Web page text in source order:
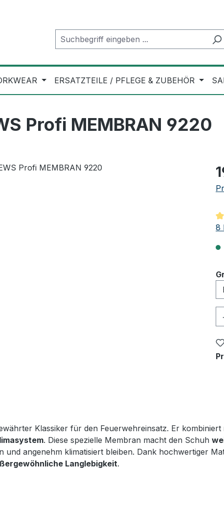
ERSATZTEILE / PFLEGE & ZUBEHÖR
Profi MEMBRAN 9220
8
Klassiker für den Feuerwehreinsatz. Er kombiniert
. Diese spezielle Membran macht den Schuh
und angenehm klimatisiert bleiben. Dank hochwertiger
Langlebigkeit.